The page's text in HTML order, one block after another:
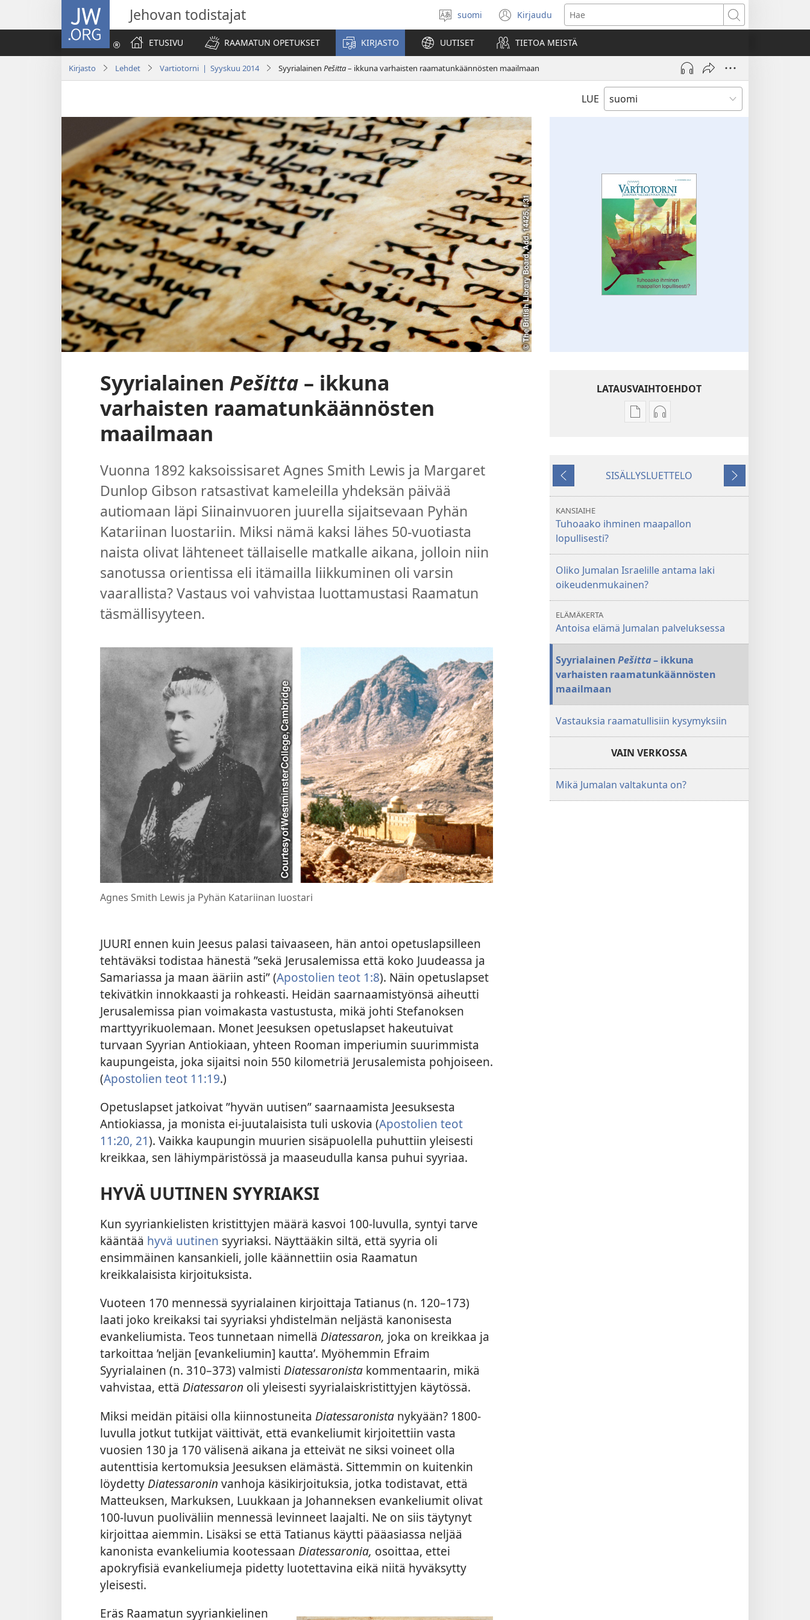
JW.ORG Jehovan todistajat
Valitse
kieli
suomi Kirjaudu
(avaa
uuden
ikkunan)
Hae
ETUSIVU
RAAMATUN OPETUKSET KIRJASTO UUTISET TIETOA MEISTÄ
Kirjasto Lehdet Vartiotorni | Syyskuu 2014 Syyrialainen Pešitta– ikkuna varhaisten raamatunkäännösten maailmaan
LUE
Syyrialainen Pešitta – ikkuna
varhaisten raamatunkäännösten
maailmaan
Vuonna 1892 kaksoissisaret Agnes Smith Lewis ja Margaret
Dunlop Gibson ratsastivat kameleilla yhdeksän päivää
autiomaan läpi Siinainvuoren juurella sijaitsevaan Pyhän
Katariinan luostariin. Miksi nämä kaksi lähes 50-vuotiasta
naista olivat lähteneet tällaiselle matkalle aikana, jolloin niin
sanotussa orientissa eli itämailla liikkuminen oli varsin
vaarallista? Vastaus voi vahvistaa luottamustasi Raamatun
täsmällisyyteen.
Agnes Smith Lewis ja Pyhän Katariinan luostari
JUURI ennen kuin Jeesus palasi taivaaseen, hän antoi opetuslapsilleen
tehtäväksi todistaa hänestä ”sekä Jerusalemissa että koko Juudeassa ja
Samariassa ja maan ääriin asti” (Apostolien teot 1:8). Näin opetuslapset
tekivätkin innokkaasti ja rohkeasti. Heidän saarnaamistyönsä aiheutti
Jerusalemissa pian voimakasta vastustusta, mikä johti Stefanoksen
marttyyrikuolemaan. Monet Jeesuksen opetuslapset hakeutuivat
turvaan Syyrian Antiokiaan, yhteen Rooman imperiumin suurimmista
kaupungeista, joka sijaitsi noin 550 kilometriä Jerusalemista pohjoiseen.
(Apostolien teot 11:19.)
Opetuslapset jatkoivat ”hyvän uutisen” saarnaamista Jeesuksesta
Antiokiassa, ja monista ei-juutalaisista tuli uskovia (Apostolien teot
11:20, 21). Vaikka kaupungin muurien sisäpuolella puhuttiin yleisesti
kreikkaa, sen lähiympäristössä ja maaseudulla kansa puhui syyriaa.
HYVÄ UUTINEN SYYRIAKSI
Kun syyriankielisten kristittyjen määrä kasvoi 100-luvulla, syntyi tarve
kääntää hyvä uutinen syyriaksi. Näyttääkin siltä, että syyria oli
ensimmäinen kansankieli, jolle käännettiin osia Raamatun
kreikkalaisista kirjoituksista.
Vuoteen 170 mennessä syyrialainen kirjoittaja Tatianus (n. 120–173)
laati joko kreikaksi tai syyriaksi yhdistelmän neljästä kanonisesta
evankeliumista. Teos tunnetaan nimellä Diatessaron, joka on kreikkaa ja
tarkoittaa ’neljän [evankeliumin] kautta’. Myöhemmin Efraim
Syyrialainen (n. 310–373) valmisti Diatessaronista kommentaarin, mikä
vahvistaa, että Diatessaron oli yleisesti syyrialaiskristittyjen käytössä.
Miksi meidän pitäisi olla kiinnostuneita Diatessaronista nykyään? 1800-
luvulla jotkut tutkijat väittivät, että evankeliumit kirjoitettiin vasta
vuosien 130 ja 170 välisenä aikana ja etteivät ne siksi voineet olla
autenttisia kertomuksia Jeesuksen elämästä. Sittemmin on kuitenkin
löydettyDiatessaronin vanhoja käsikirjoituksia, jotka todistavat, että
Matteuksen, Markuksen, Luukkaan ja Johanneksen evankeliumit olivat
100-luvun puoliväliin mennessä levinneet laajalti. Ne on siis täytynyt
kirjoittaa aiemmin. Lisäksi se että Tatianus käytti pääasiassa neljää
kanonista evankeliumia kootessaan Diatessaronia, osoittaa, ettei
apokryfisiä evankeliumeja pidetty luotettavina eikä niitä hyväksytty
yleisesti.
Eräs Raamatun syyriankielinen
LATAUSVAIHTOEHDOT
Julkaisujen
ihminen
Äänitteiden
ihminen
Edellinen
SISÄLLYSLUETTELO
Seuraava
KANSIAIHE
Tuhoaako ihminen maapallon
lopullisesti?
Oliko Jumalan Israelille antama laki
oikeudenmukainen?
ELÄMÄKERTA
Antoisa elämä Jumalan palveluksessa
SyyrialainenPešitta– ikkuna
varhaisten raamatunkäännösten
maailmaan
Vastauksia raamatullisiin kysymyksiin
VAIN VERKOSSA
Mikä Jumalan valtakunta on?